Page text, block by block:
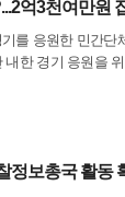
억3천여만원
를 응원한 민간
한 경기 응원을
으로 알려진
정보총국 활동